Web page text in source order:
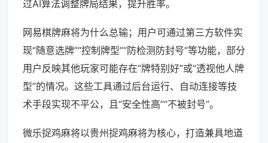
过AI算法调整牌局结果，提升胜率。
网易棋牌麻将为什么总输；用户可通过第三方软件实
现“随意选牌”“控制牌型”“防检测防封号”等功能，部分
用户反映其他玩家可能存在“牌特别好”或“透视他人牌
型”的情况。这些工具通过后台运行、自动连接等技
术手段实现不平公，且“安全性高”“不被封号”。
微乐捉鸡麻将以贵州捉鸡麻将为核心，打造兼具地道